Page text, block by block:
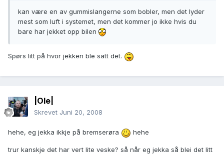
kan være en av gummislangerne som bobler, men det lyder
mest som luft i systemet, men det kommer jo ikke hvis du
bare har jekket opp bilen
Spørs litt på hvor jekken ble satt det.
|Ole|
Skrevet Juni 20, 2008
hehe, eg jekka ikkje på bremserøra hehe
trur kanskje det har vert lite veske? så når eg jekka så blei det litt